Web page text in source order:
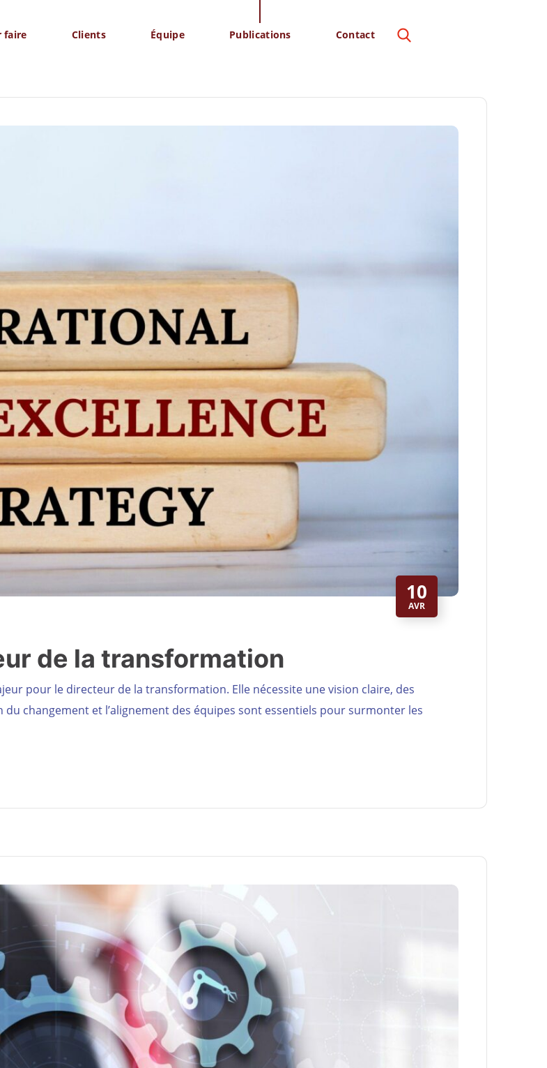
faire Clients Équipe Publications Contact
10
AVR
de la transformation
pour le directeur de la transformation. Elle nécessite une vision claire, des
changement et l’alignement des équipes sont essentiels pour surmonter les